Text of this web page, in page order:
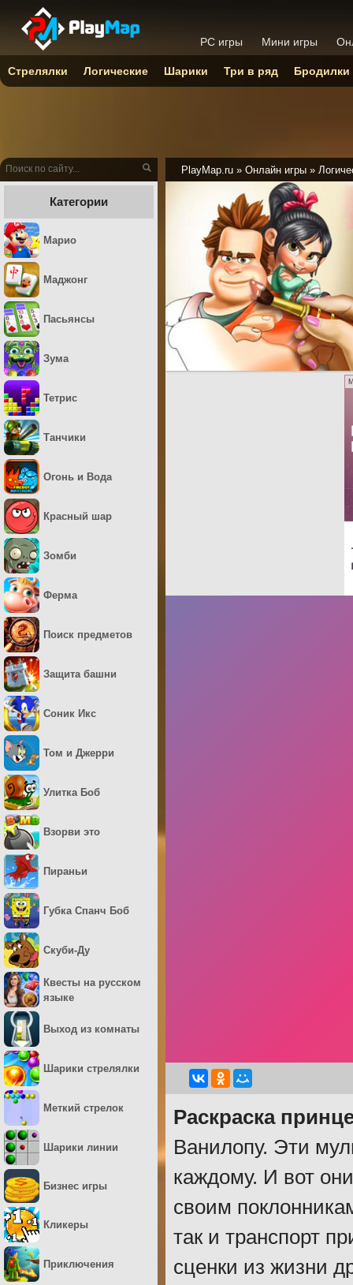
PlayMap.ru » Онлайн игры »
Раскраска
Ванилопу. Эти
каждому. И вот
своим
так и транспорт
сценки из жизни
Категории
Марио
Маджонг
Пасьянсы
Зума
Тетрис
Танчики
Огонь и Вода
Красный шар
Зомби
Ферма
Поиск предметов
Защита башни
Соник Икс
Том и Джерри
Улитка Боб
Взорви это
Пираньи
Губка Спанч Боб
Скуби-Ду
Квесты на русском
языке
Выход из комнаты
Шарики стрелялки
Меткий стрелок
Шарики линии
Бизнес игры
Кликеры
Приключения
PC игры Мини игры
Стрелялки Логические Шарики Три в ряд Бродилки